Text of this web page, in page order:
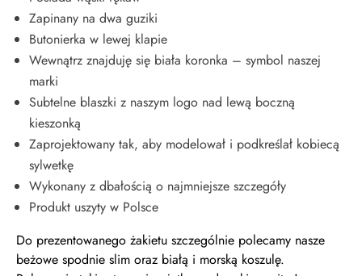
Zapinany na dwa guziki
Butonierka w lewej klapie
Wewnątrz znajduję się biała koronka – symbol naszej
marki
Subtelne blaszki z naszym logo nad lewą boczną
kieszonką
Zaprojektowany tak, aby modelował i podkreślał kobiecą
sylwetkę
Wykonany z dbałością o najmniejsze szczegóły
Produkt uszyty w Polsce
Do prezentowanego żakietu szczególnie polecamy nasze
beżowe spodnie slim oraz białą i morską koszulę.